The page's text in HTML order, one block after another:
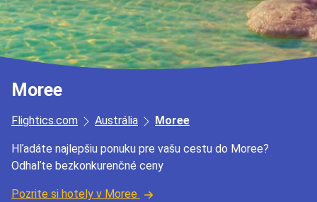
Moree
Flightics.com Austrália Moree
Hľadáte najlepšiu ponuku pre vašu cestu do Moree?
Odhaľte bezkonkurenčné ceny
Pozrite si hotely v Moree